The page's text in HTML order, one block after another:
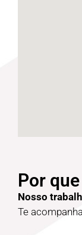
Por
Nosso
Te